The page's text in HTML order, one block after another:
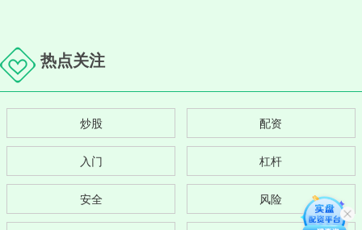
热点关注
炒股 配资
入门 杠杆
安全 风险